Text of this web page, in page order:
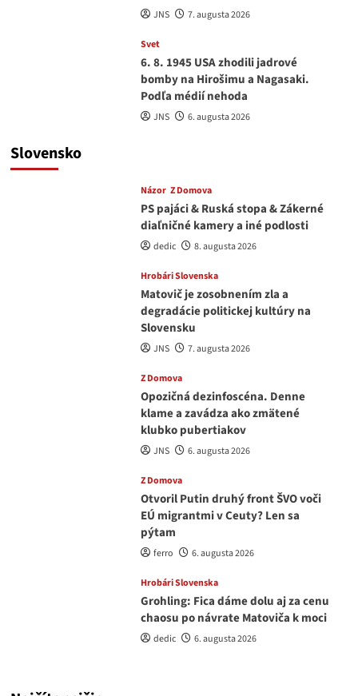
JNS 7. augusta 2026
Svet
6. 8. 1945 USA zhodili jadrové
bomby na Hirošimu a Nagasaki.
Podľa médií nehoda
JNS 6. augusta 2026
Slovensko
Názor Z Domova
PS pajáci & Ruská stopa & Zákerné
diaľničné kamery a iné podlosti
dedic 8. augusta 2026
Hrobári Slovenska
Matovič je zosobnením zla a
degradácie politickej kultúry na
Slovensku
JNS 7. augusta 2026
Z Domova
Opozičná dezinfoscéna. Denne
klame a zavádza ako zmätené
klubko pubertiakov
JNS 6. augusta 2026
Z Domova
Otvoril Putin druhý front ŠVO voči
EÚ migrantmi v Ceuty? Len sa
pýtam
ferro 6. augusta 2026
Hrobári Slovenska
Grohling: Fica dáme dolu aj za cenu
chaosu po návrate Matoviča k moci
dedic 6. augusta 2026